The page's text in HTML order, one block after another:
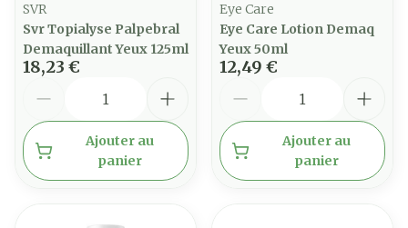
SVR
Svr Topialyse Palpebral
Demaquillant Yeux 125ml
18,23 €
Ajouter au
panier
Eye Care
Eye Care Lotion Demaq
Yeux 50ml
12,49 €
Ajouter au
panier